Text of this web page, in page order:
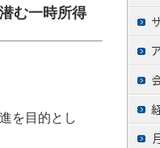
む一時所得
を目的とし